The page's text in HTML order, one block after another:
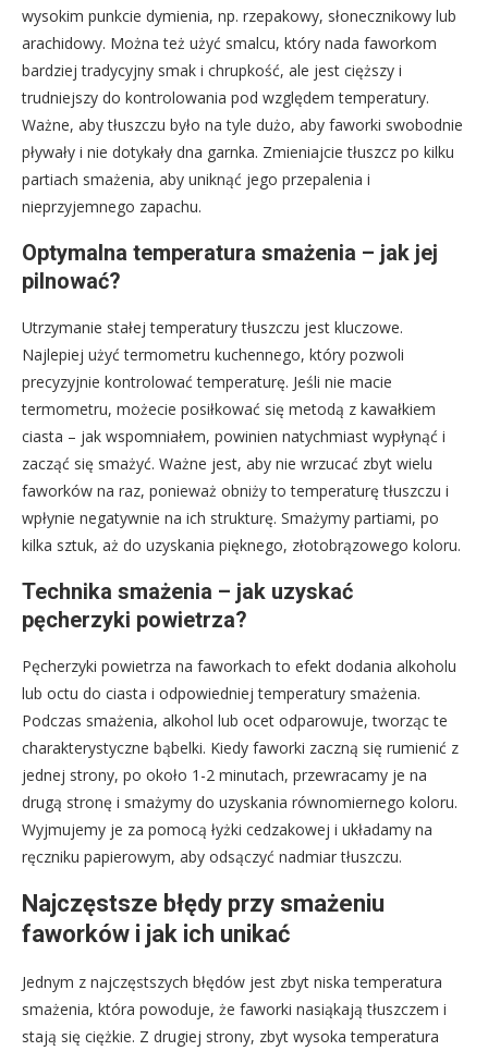
wysokim punkcie dymienia, np. rzepakowy, słonecznikowy lub
arachidowy. Można też użyć smalcu, który nada faworkom
bardziej tradycyjny smak i chrupkość, ale jest cięższy i
trudniejszy do kontrolowania pod względem temperatury.
Ważne, aby tłuszczu było na tyle dużo, aby faworki swobodnie
pływały i nie dotykały dna garnka. Zmieniajcie tłuszcz po kilku
partiach smażenia, aby uniknąć jego przepalenia i
nieprzyjemnego zapachu.
Optymalna temperatura smażenia – jak jej
pilnować?
Utrzymanie stałej temperatury tłuszczu jest kluczowe.
Najlepiej użyć termometru kuchennego, który pozwoli
precyzyjnie kontrolować temperaturę. Jeśli nie macie
termometru, możecie posiłkować się metodą z kawałkiem
ciasta – jak wspomniałem, powinien natychmiast wypłynąć i
zacząć się smażyć. Ważne jest, aby nie wrzucać zbyt wielu
faworków na raz, ponieważ obniży to temperaturę tłuszczu i
wpłynie negatywnie na ich strukturę. Smażymy partiami, po
kilka sztuk, aż do uzyskania pięknego, złotobrązowego koloru.
Technika smażenia – jak uzyskać
pęcherzyki powietrza?
Pęcherzyki powietrza na faworkach to efekt dodania alkoholu
lub octu do ciasta i odpowiedniej temperatury smażenia.
Podczas smażenia, alkohol lub ocet odparowuje, tworząc te
charakterystyczne bąbelki. Kiedy faworki zaczną się rumienić z
jednej strony, po około 1-2 minutach, przewracamy je na
drugą stronę i smażymy do uzyskania równomiernego koloru.
Wyjmujemy je za pomocą łyżki cedzakowej i układamy na
ręczniku papierowym, aby odsączyć nadmiar tłuszczu.
Najczęstsze błędy przy smażeniu
faworków i jak ich unikać
Jednym z najczęstszych błędów jest zbyt niska temperatura
smażenia, która powoduje, że faworki nasiąkają tłuszczem i
stają się ciężkie. Z drugiej strony, zbyt wysoka temperatura